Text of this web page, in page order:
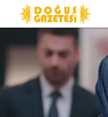
son anketler ortaya